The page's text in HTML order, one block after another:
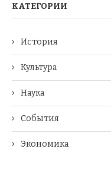
КАТЕГОРИИ
История
Культура
Наука
События
Экономика